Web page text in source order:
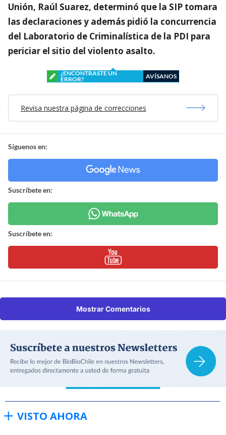
Unión, Raúl Suarez, determinó que la SIP tomara
las declaraciones y además pidió la concurrencia
del Laboratorio de Criminalística de la PDI para
periciar el sitio del violento asalto.
¿ENCONTRASTE UN
ERROR?
AVÍSANOS
Revisa nuestra página de correcciones
Síguenos en:
Suscríbete en:
Suscríbete en:
Mostrar Comentarios
VISTO AHORA